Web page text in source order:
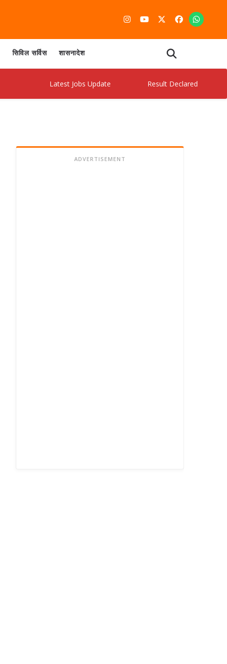
सिविल सर्विस शासनादेश
Latest Jobs Update Result Declared
ADVERTISEMENT